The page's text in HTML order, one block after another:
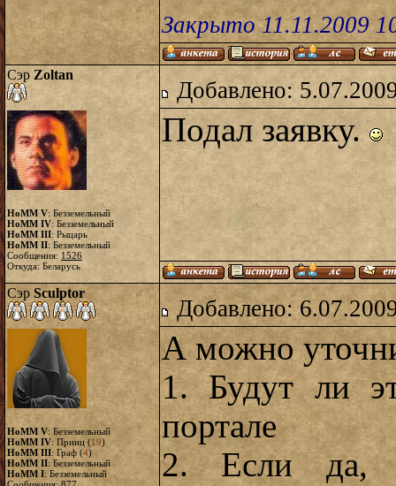
Закрыто 11.11.2009
Сэр Zoltan
HoMM V: Безземельный
HoMM IV: Безземельный
HoMM III: Рыцарь
HoMM II: Безземельный
Сообщения: 1526
Откуда: Беларусь
Добавлено:
Подал заявку.
Сэр Sculptor
HoMM V: Безземельный
HoMM IV: Принц (19)
HoMM III: Граф (4)
HoMM II: Безземельный
HoMM I: Безземельный
Добавлено:
А можно
1. Будут ли
портале
2. Если да,